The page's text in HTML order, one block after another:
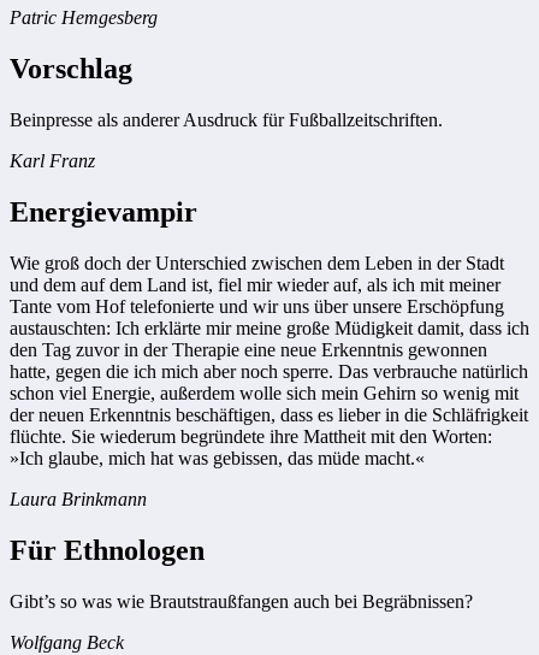
Patric Hemgesberg
Vorschlag
Beinpresse als anderer Ausdruck für Fußballzeitschriften.
Karl Franz
Energievampir
Wie groß doch der Unterschied zwischen dem Leben in der Stadt
und dem auf dem Land ist, fiel mir wieder auf, als ich mit meiner
Tante vom Hof telefonierte und wir uns über unsere Erschöpfung
austauschten: Ich erklärte mir meine große Müdigkeit damit, dass ich
den Tag zuvor in der Therapie eine neue Erkenntnis gewonnen
hatte, gegen die ich mich aber noch sperre. Das verbrauche natürlich
schon viel Energie, außerdem wolle sich mein Gehirn so wenig mit
der neuen Erkenntnis beschäftigen, dass es lieber in die Schläfrigkeit
flüchte. Sie wiederum begründete ihre Mattheit mit den Worten:
»Ich glaube, mich hat was gebissen, das müde macht.«
Laura Brinkmann
Für Ethnologen
Gibt’s so was wie Brautstraußfangen auch bei Begräbnissen?
Wolfgang Beck